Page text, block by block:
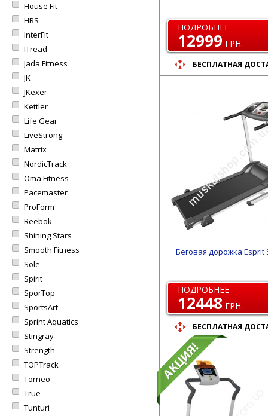
House Fit
HRS
InterFit
ITread
Jada Fitness
JK
JKexer
Kettler
Life Gear
LiveStrong
Matrix
NordicTrack
Oma Fitness
Pacemaster
ProForm
Reebok
Shining Stars
Smooth Fitness
Sole
Spirit
SporTop
SportsArt
Sprint Aquatics
Stingray
Strength
TOPTrack
Torneo
True
Tunturi
ПОДРОБНЕЕ
12999 ГРН.
БЕСПЛАТНАЯ
Беговая дорожка Esprit
ПОДРОБНЕЕ
12448 ГРН.
БЕСПЛАТНАЯ